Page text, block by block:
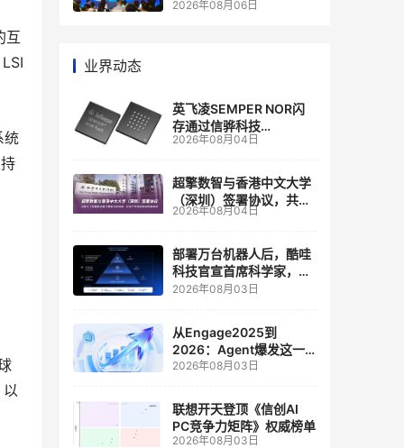
互
统
账
2026年08月06日
业界动态
英飞凌SEMPER NOR闪
存通过信骅科技
AST2700 BMC认证，全
管理
2026年08月04日
超擎数智与香港中文大学
（深圳）签署协议，共建
人工智能和边缘计算联合
2026年08月04日
部署万台机器人后，酷哇
科技官宣首席科学家，要
让世界模型交付生产力
2026年08月03日
从Engage2025到
2026：Agent爆发这一
年，AI CRM 走到哪了
2026年08月03日
联想开天登顶《信创AI
PC竞争力矩阵》权威榜单
2026年08月03日